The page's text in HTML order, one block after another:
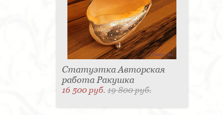
Статуэтка Авторская
работа Ракушка
16 500 руб.19 800 руб.